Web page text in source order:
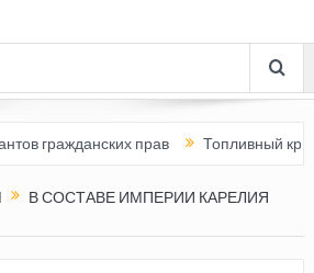
прав Топливный кризис в
В СОСТАВЕ ИМПЕРИИ КАРЕЛИЯ